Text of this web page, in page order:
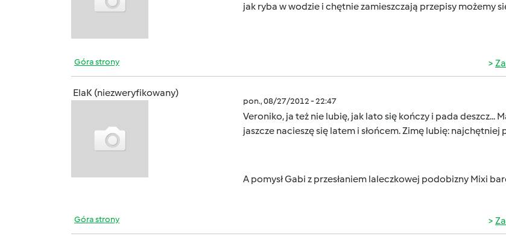
jak ryba w wodzie i chętnie zamieszczają przepisy możemy
Góra strony
ElaK (niezweryfikowany)
pon., 08/27/2012 - 22:47
Veroniko, ja też nie lubię, jak lato się kończy i pada deszcz...
jaszcze nacieszę się latem i słońcem. Zimę lubię:
A pomysł Gabi z przesłaniem laleczkowej podobizny Mixi
Góra strony